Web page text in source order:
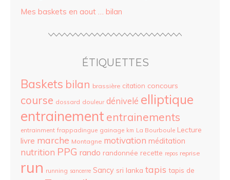
Mes baskets en aout … bilan
ÉTIQUETTES
Baskets bilan brassière citation concours
course dossard douleur dénivelé elliptique
entrainement entrainements
entrainment frappadingue gainage km La Bourboule Lecture
livre marche Montagne motivation méditation
nutrition PPG rando randonnée recette repos reprise
run running sancerre Sancy sri lanka tapis tapis de